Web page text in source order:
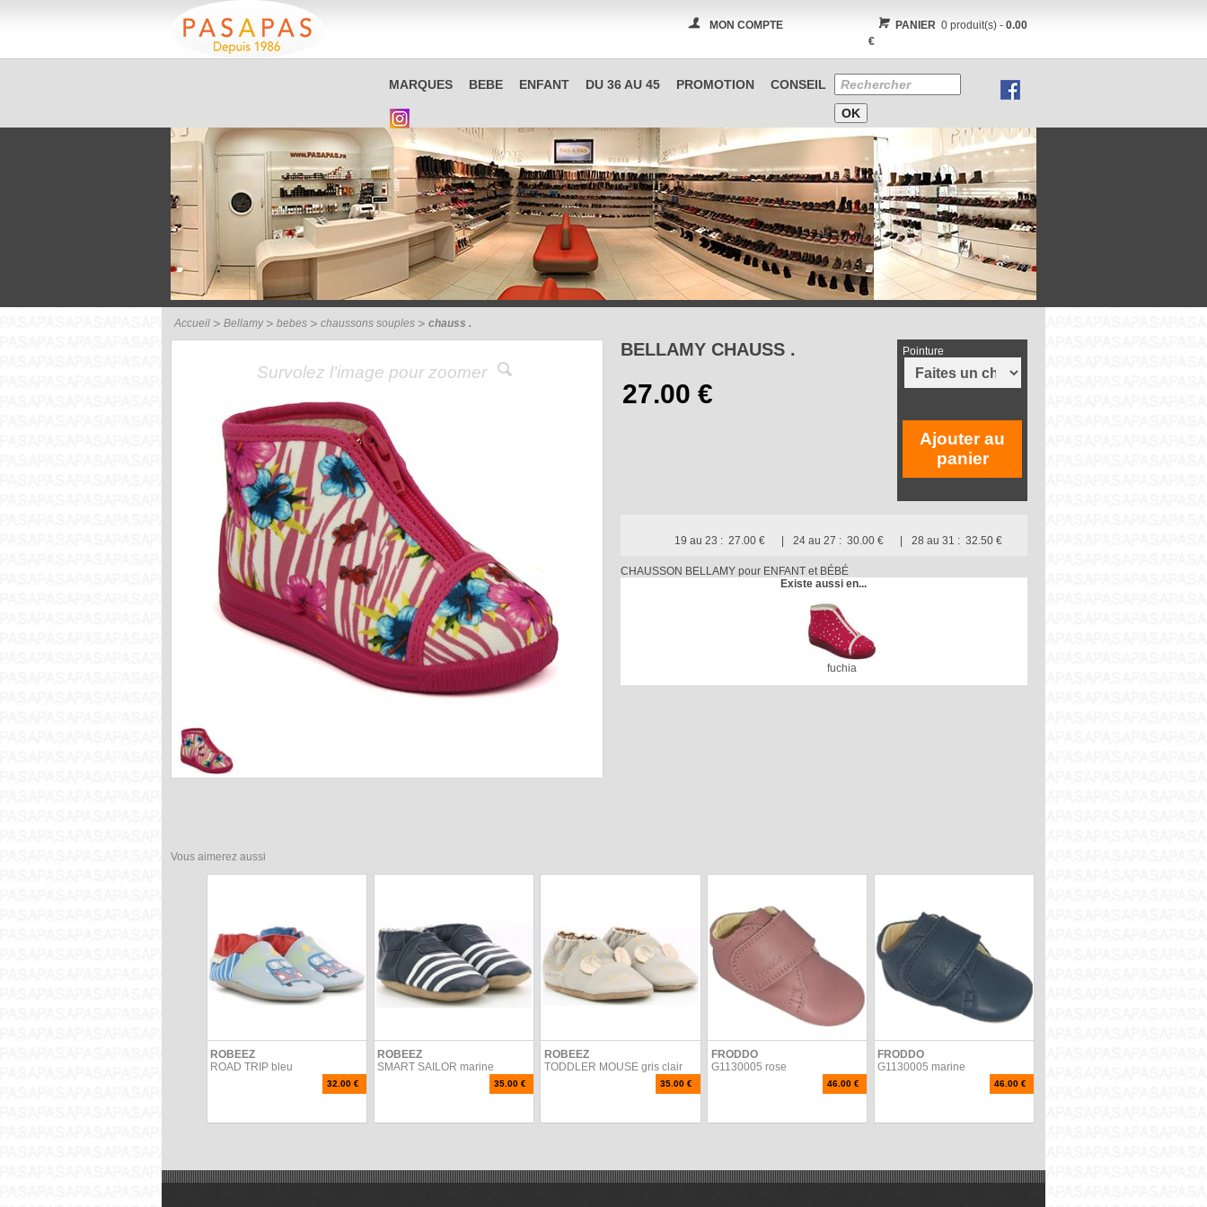
MON COMPTE PANIER 0 produit(s) -0.00
€
MARQUES BEBE ENFANT DU 36 AU 45 PROMOTION CONSEIL
Accueil Bellamy bebes chaussons souples chauss .
Survolez l’image pour zoomer
BELLAMY CHAUSS . Pointure
Ajouter au
panier
19 au 23 : 27.00 € 24 au 27 : 30.00 € 28 au 31 : 32.50 €
CHAUSSON BELLAMY pour ENFANT et BÉBÉ
Existe aussi en...
fuchia
Vous aimerez aussi
ROBEEZ
ROAD TRIP bleu
32.00 €
ROBEEZ
SMART SAILOR marine
35.00 €
ROBEEZ
TODDLER MOUSE gris clair
35.00 €
FRODDO
G1130005 rose
46.00 €
FRODDO
G1130005 marine
46.00 €